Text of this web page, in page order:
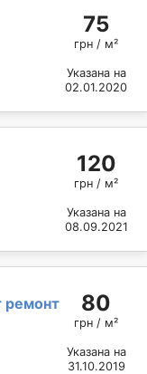
75
грн / м²
Указана на
02.01.2020
120
грн / м²
Указана на
08.09.2021
ремонт
80
грн / м²
Указана на
31.10.2019